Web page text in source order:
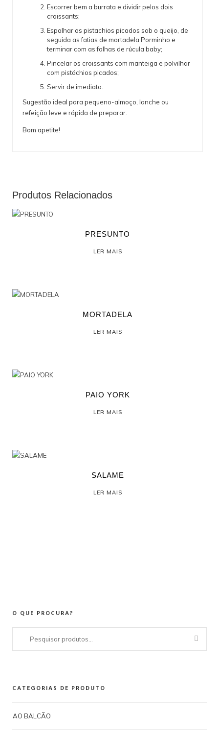
Escorrer bem a burrata e dividir pelos dois
croissants;
Espalhar os pistachios picados sob o queijo, de
seguida as fatias de mortadela Porminho e
terminar com as folhas de rúcula baby;
Pincelar os croissants com manteiga e polvilhar
com pistáchios picados;
Servir de imediato.
Sugestão ideal para pequeno-almoço, lanche ou
refeição leve e rápida de preparar.
Bom apetite!
Produtos Relacionados
PRESUNTO
LER MAIS
MORTADELA
LER MAIS
PAIO YORK
LER MAIS
SALAME
LER MAIS
O QUE PROCURA?
CATEGORIAS DE PRODUTO
AO BALCÃO